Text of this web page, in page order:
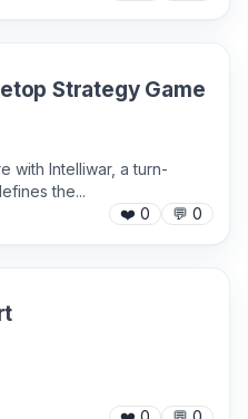
Strategy Game
with Intelliwar, a turn-
the...
❤️ 0 💬 0